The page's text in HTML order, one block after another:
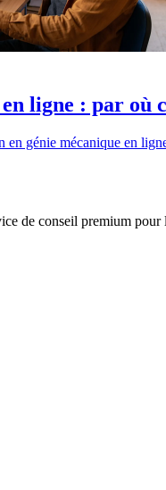
ligne : par où
génie mécanique en
de conseil premium pour